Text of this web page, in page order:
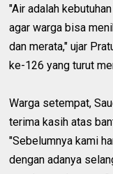
"Air adalah
agar warga bisa
dan merata," ujar
ke-126 yang turut
Warga setempat,
terima kasih atas
"Sebelumnya kami
dengan adanya